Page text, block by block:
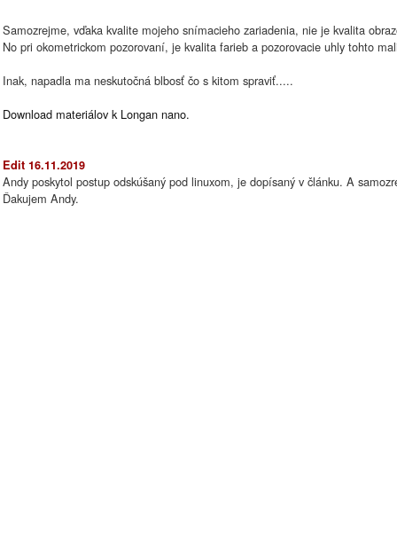
Samozrejme, vďaka kvalite mojeho snímacieho zariadenia, nie je kvalita
No pri okometrickom pozorovaní, je kvalita farieb a pozorovacie uhly tohto
Inak, napadla ma neskutočná blbosť čo s kitom spraviť.....
Download materiálov k Longan nano.
Edit 16.11.2019
Andy poskytol postup odskúšaný pod linuxom, je dopísaný v článku. A
Ďakujem Andy.